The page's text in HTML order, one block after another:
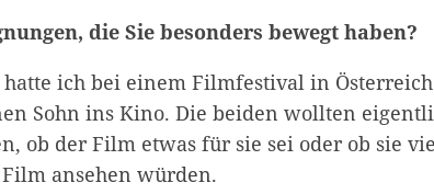
die Sie besonders bewegt haben?
hatte ich bei einem Filmfestival in
Sohn ins Kino. Die beiden wollten
ob der Film etwas für sie sei oder ob sie
ansehen würden.